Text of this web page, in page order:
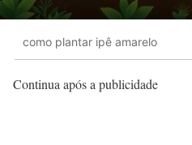
como plantar ipê amarelo
Continua após a publicidade